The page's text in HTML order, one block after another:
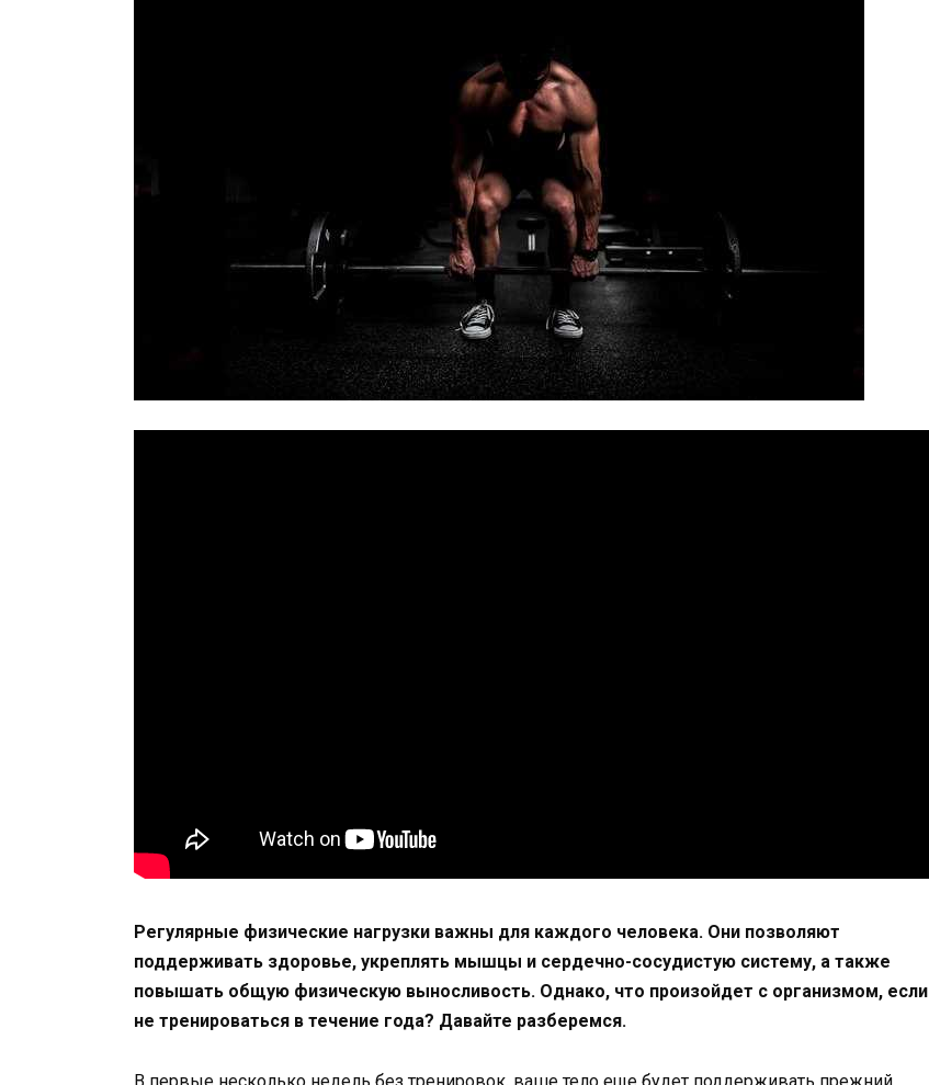
Регулярные физические нагрузки важны для каждого человека. Они позволяют
поддерживать здоровье, укреплять мышцы и сердечно-сосудистую систему, а также
повышать общую физическую выносливость. Однако, что произойдет с организмом, если
не тренироваться в течение года? Давайте разберемся.
В первые несколько недель без тренировок, ваше тело еще будет поддерживать прежний